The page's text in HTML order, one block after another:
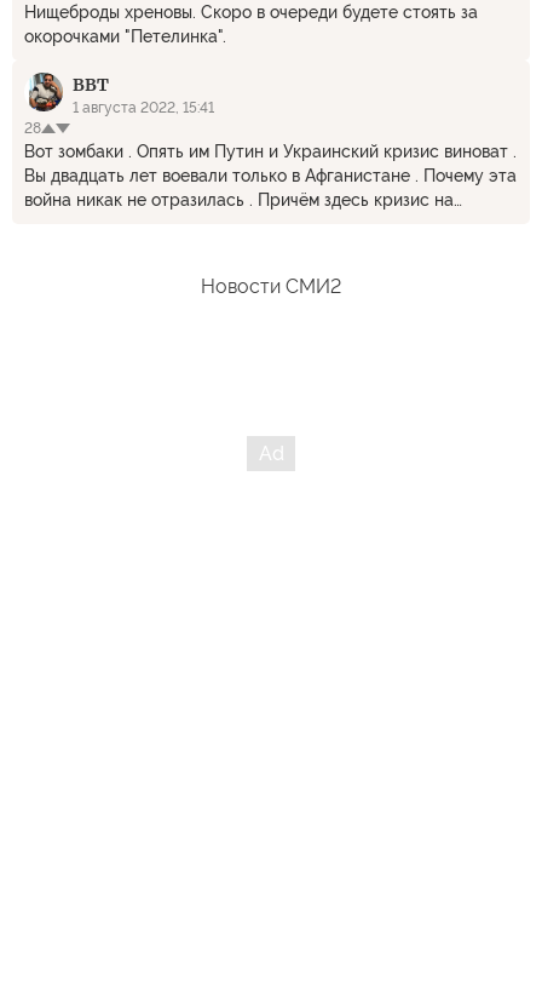
Нищеброды хреновы. Скоро в очереди будете стоять за
окорочками "Петелинка".
ВВТ
1 августа 2022, 15:41
28
Вот зомбаки . Опять им Путин и Украинский кризис виноват .
Вы двадцать лет воевали только в Афганистане . Почему эта
война никак не отразилась . Причём здесь кризис на
и как, помогло Что думаете остальные страны не поняли
Новости СМИ2